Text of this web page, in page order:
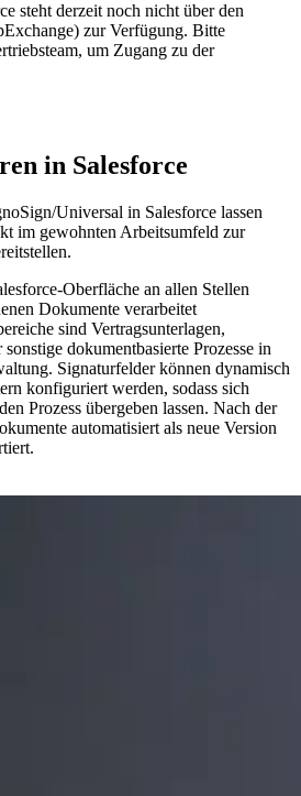
steht derzeit noch nicht über den
zur Verfügung. Bitte
um Zugang zu der
in Salesforce
Universal in Salesforce lassen
im gewohnten Arbeitsumfeld zur
Oberfläche an allen Stellen
Dokumente verarbeitet
sind Vertragsunterlagen,
dokumentbasierte Prozesse in
Signaturfelder können dynamisch
konfiguriert werden, sodass sich
Prozess übergeben lassen. Nach der
automatisiert als neue Version